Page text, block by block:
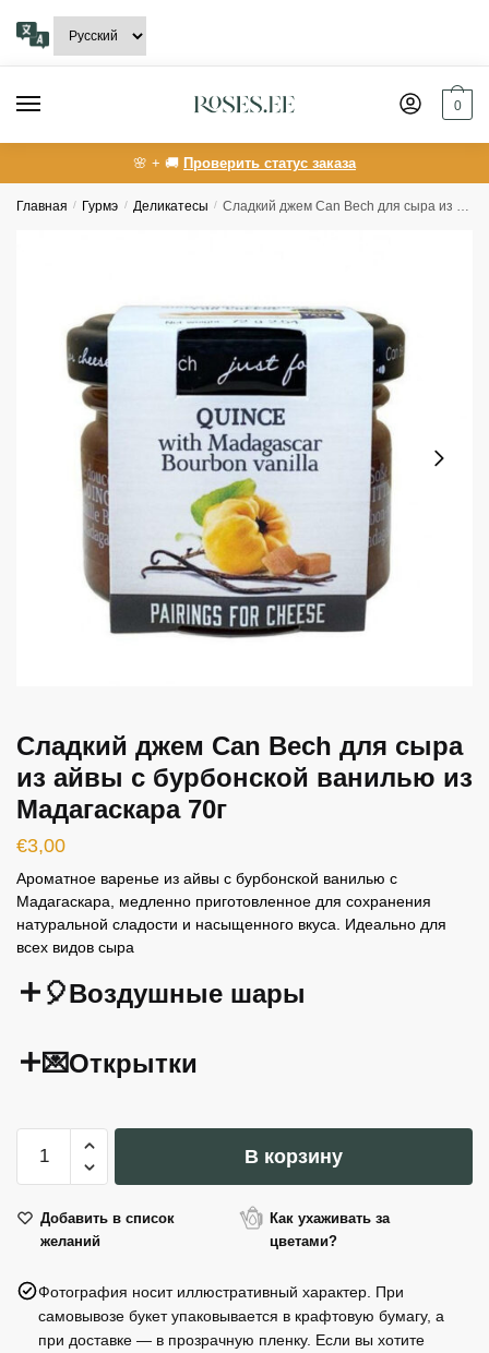
navigation
content
0
🌸 + 🚚 Проверить статус заказа
Главная / Гурмэ / Деликатесы / Сладкий джем Can Bech для сыра из айвы с бурбонской ванилью из Мадагаскара 70г
Сладкий джем Can Bech для сыра
из айвы с бурбонской ванилью из
Мадагаскара 70г
€3,00
Ароматное варенье из айвы с бурбонской ванилью с
Мадагаскара, медленно приготовленное для сохранения
натуральной сладости и насыщенного вкуса. Идеально для
всех видов сыра
🎈Воздушные шары
💌Открытки
Количество
товара
джем
Can
для
сыра
В корзину
Добавить в список
желаний
Как ухаживать за
цветами?
Фотография носит иллюстративный характер. При
самовывозе букет упаковывается в крафтовую бумагу, а
при доставке — в прозрачную пленку. Если вы хотите